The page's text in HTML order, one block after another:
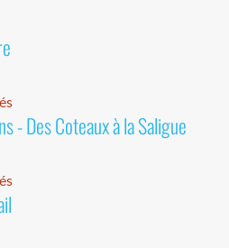
- Des Coteaux à la Saligue